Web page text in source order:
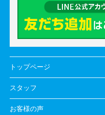
トップページ
スタッフ
お客様の声